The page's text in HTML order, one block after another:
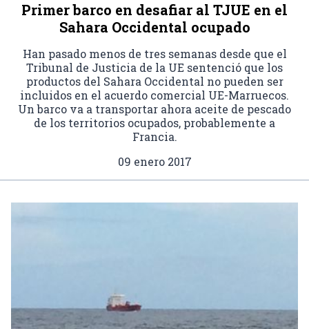
Primer barco en desafiar al TJUE en el
Sahara Occidental ocupado
Han pasado menos de tres semanas desde que el
Tribunal de Justicia de la UE sentenció que los
productos del Sahara Occidental no pueden ser
incluidos en el acuerdo comercial UE-Marruecos.
Un barco va a transportar ahora aceite de pescado
de los territorios ocupados, probablemente a
Francia.
09 enero 2017